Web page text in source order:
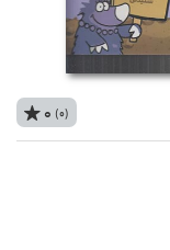
0 (0)